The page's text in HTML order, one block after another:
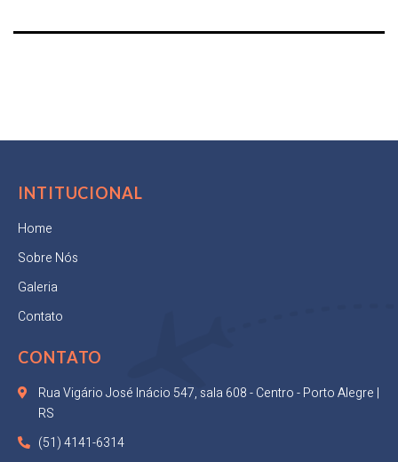
INTITUCIONAL
Home
Sobre Nós
Galeria
Contato
CONTATO
Rua Vigário José Inácio 547, sala 608 - Centro - Porto Alegre |
RS
(51) 4141-6314